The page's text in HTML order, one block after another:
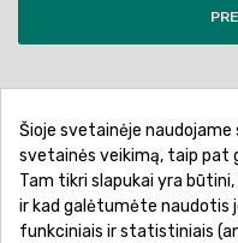
Pirkimo sąlygos ir
Garantinis
Prekių grąžinimas
Šioje svetainėje
svetainės veikimą, taip
Tam tikri slapukai yra
ir kad galėtumėte naudotis
funkciniais ir statistiniais